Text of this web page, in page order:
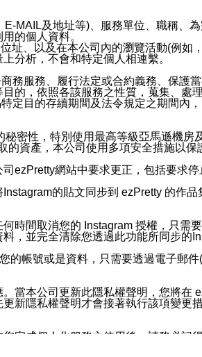
MAIL及地址等)、服務單位、職稱、
的個人資料。
址、以及在本公司內的瀏覽活動(例
分析，不會和特定個人相連繫。
務服務、履行法定或合約義務、保護
的，依照各該服務之性質，蒐集、處
定目的存續期間及法令規定之期間內
密性，特別使用最高等級亞馬遜機房
資產，本公司使用多項安全措施以保
ezPretty網站中要求更正，包括要求停
的貼文同步到 ezPretty 的作
時間取消您的 Instagram 授權，只
，並完全清除您透過此功能所同步的
的帳號或是資料，只需要透過電子郵件
當本公司更新此隱私權聲明，您將
新隱私權聲明才會接著執行該項變
完成個人化服務之使用後，請務必